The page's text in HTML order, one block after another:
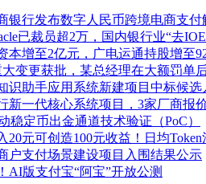
银行发布数字人民币跨境电商支付
已裁员超2万，国内银行业“去
本增至2亿元，广电运通持股增至
变更获批，某总经理在大额罚单
识助手应用系统新建项目中标候选
新一代核心系统项目，3家厂商报
稳定币出金通道技术验证（PoC）
20元可创造100元收益！日均Token
户支付场景建设项目入围结果公示
AI版支付宝“阿宝”开放公测